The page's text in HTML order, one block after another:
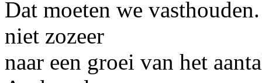
Dat moeten we
niet zozeer
naar een groei van het